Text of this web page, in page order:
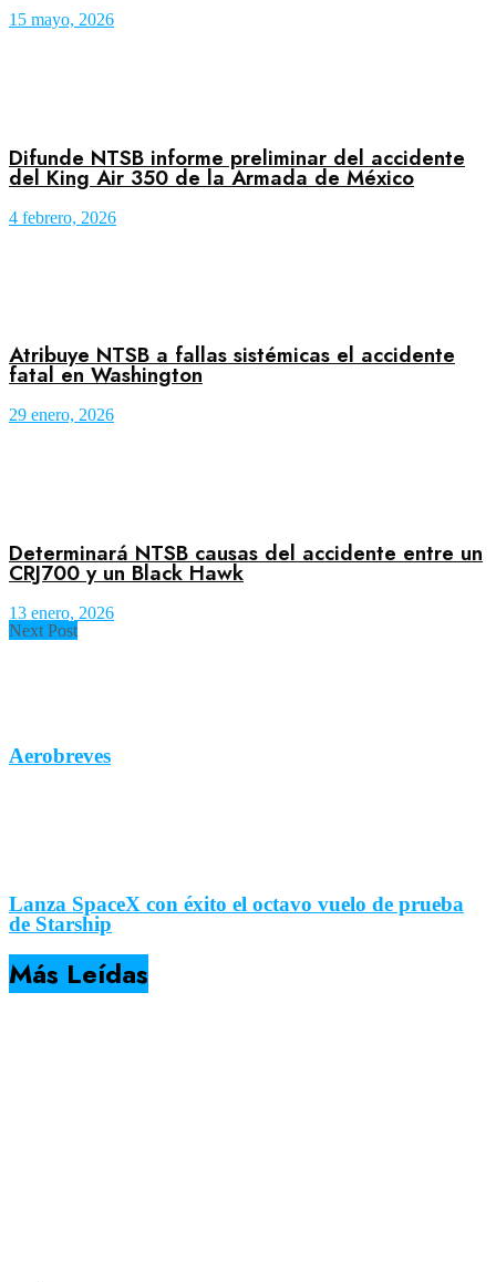
15 mayo, 2026
Difunde NTSB informe preliminar del accidente
del King Air 350 de la Armada de México
4 febrero, 2026
Atribuye NTSB a fallas sistémicas el accidente
fatal en Washington
29 enero, 2026
Determinará NTSB causas del accidente entre un
CRJ700 y un Black Hawk
13 enero, 2026
Next Post
Aerobreves
Lanza SpaceX con éxito el octavo vuelo de prueba
de Starship
Más Leídas